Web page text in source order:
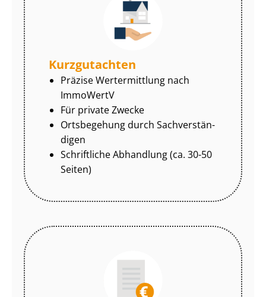
Kurzgutachten
Präzise Wertermittlung nach
ImmoWertV
Für private Zwecke
Ortsbegehung durch Sach­ver­stän­
di­gen
Schriftliche Abhandlung (ca. 30-50
Seiten)